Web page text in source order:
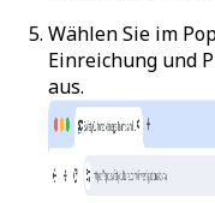
Wählen Sie im
Einreichung und
aus.